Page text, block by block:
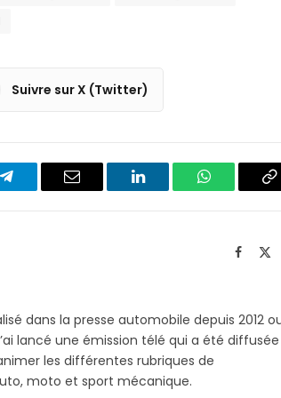
Suivre sur X (Twitter)
Partager
Email LinkedIn WhatsApp
dans la presse automobile depuis 2012
lancé une émission télé qui a été diffusée
les différentes rubriques de
moto et sport mécanique.